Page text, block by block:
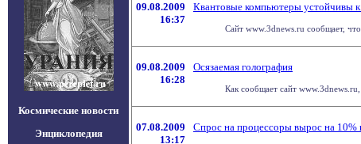
Космические новости
Энциклопедия
09.08.2009
16:37
Квантовые компьютеры устойчивы
Сайт www.3dnews.ru сообщает,
09.08.2009
16:28
Осязаемая голография
Как сообщает сайт
07.08.2009
13:17
Спрос на процессоры вырос на 10%